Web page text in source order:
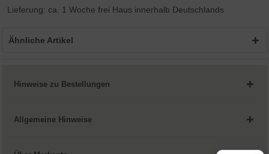
Lieferung: ca. 1 Woche frei Haus innerhalb Deutschlands
Ähnliche Artikel
Hinweise zu Bestellungen
Allgemeine Hinweise